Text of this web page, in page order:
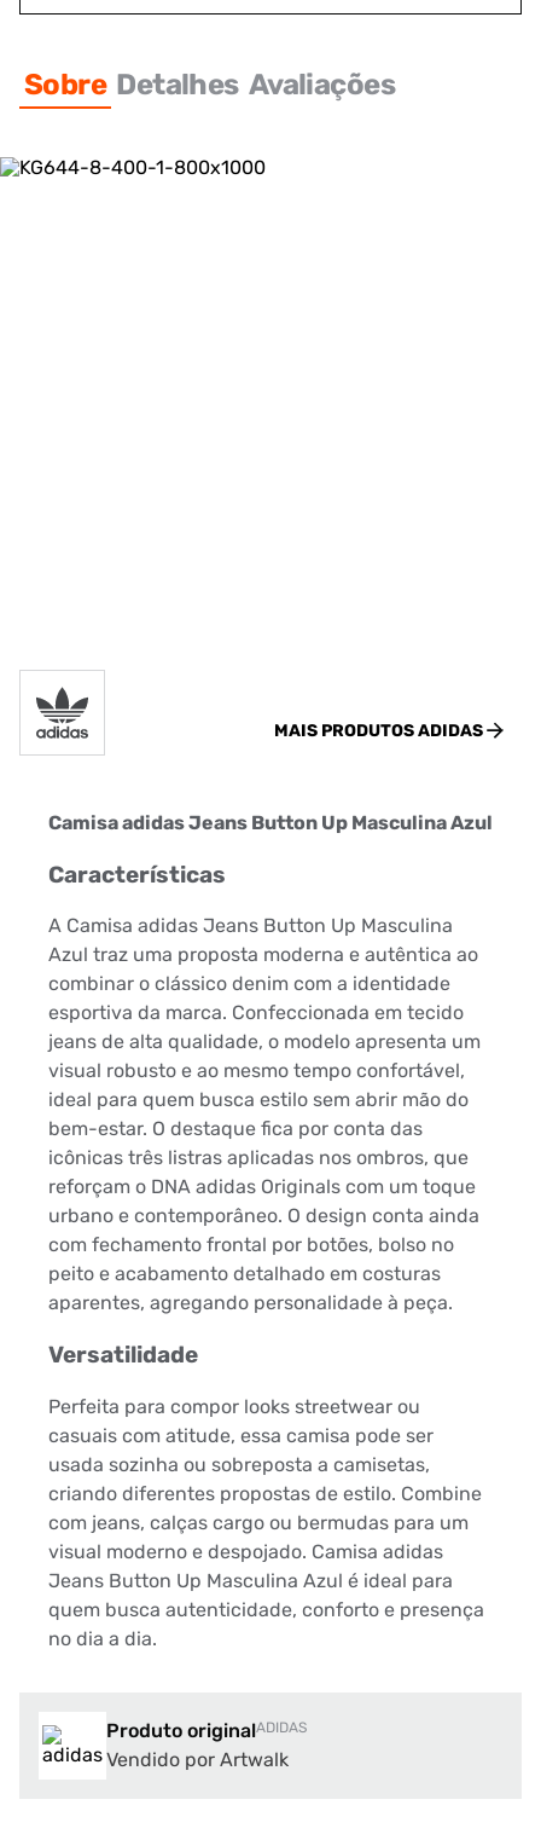
Sobre Detalhes Avaliações
MAIS PRODUTOSADIDAS
Camisa adidas Jeans Button Up Masculina Azul
Características
A Camisa adidas Jeans Button Up Masculina
Azul traz uma proposta moderna e autêntica ao
combinar o clássico denim com a identidade
esportiva da marca. Confeccionada em tecido
jeans de alta qualidade, o modelo apresenta um
visual robusto e ao mesmo tempo confortável,
ideal para quem busca estilo sem abrir mão do
bem-estar. O destaque fica por conta das
icônicas três listras aplicadas nos ombros, que
reforçam o DNA adidas Originals com um toque
urbano e contemporâneo. O design conta ainda
com fechamento frontal por botões, bolso no
peito e acabamento detalhado em costuras
aparentes, agregando personalidade à peça.
Versatilidade
Perfeita para compor looks streetwear ou
casuais com atitude, essa camisa pode ser
usada sozinha ou sobreposta a camisetas,
criando diferentes propostas de estilo. Combine
com jeans, calças cargo ou bermudas para um
visual moderno e despojado. Camisa adidas
Jeans Button Up Masculina Azul é ideal para
quem busca autenticidade, conforto e presença
no dia a dia.
Produto originalADIDAS
Vendido por Artwalk